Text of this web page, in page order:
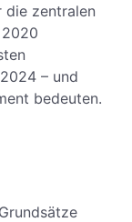
die zentralen
2020
– und
bedeuten.